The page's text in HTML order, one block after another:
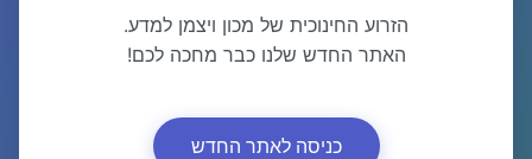
הזרוע החינוכית של מכון ויצמן למדע.
האתר החדש שלנו כבר מחכה לכם!
כניסה לאתר החדש